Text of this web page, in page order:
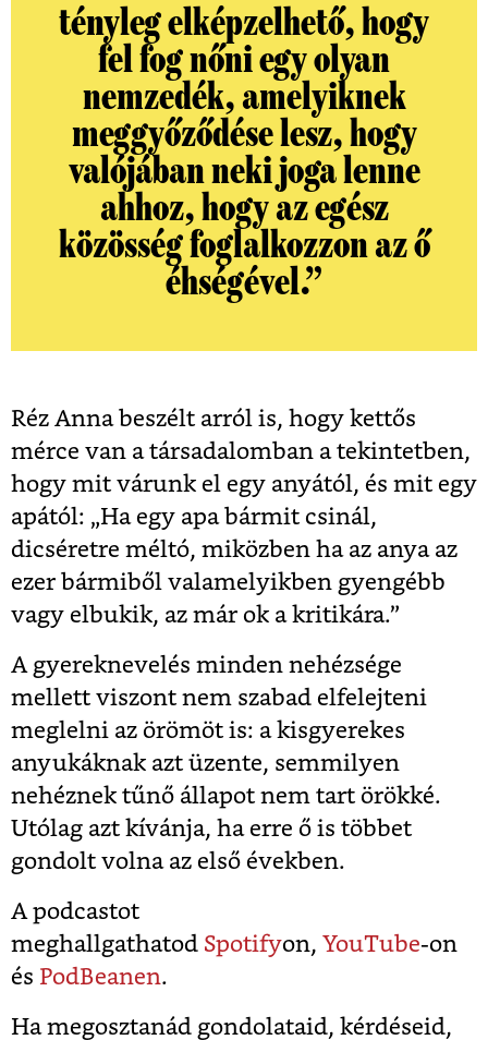
tényleg elképzelhető, hogy
fel fog nőni egy olyan
nemzedék, amelyiknek
meggyőződése lesz, hogy
valójában neki joga lenne
ahhoz, hogy az egész
közösség foglalkozzon az ő
éhségével.”
Réz Anna beszélt arról is, hogy kettős
mérce van a társadalomban a tekintetben,
hogy mit várunk el egy anyától, és mit egy
apától: „Ha egy apa bármit csinál,
dicséretre méltó, miközben ha az anya az
ezer bármiből valamelyikben gyengébb
vagy elbukik, az már ok a kritikára.”
A gyereknevelés minden nehézsége
mellett viszont nem szabad elfelejteni
meglelni az örömöt is: a kisgyerekes
anyukáknak azt üzente, semmilyen
nehéznek tűnő állapot nem tart örökké.
Utólag azt kívánja, ha erre ő is többet
gondolt volna az első években.
A podcastot
meghallgathatod Spotifyon, YouTube-on
és PodBeanen.
Ha megosztanád gondolataid, kérdéseid,